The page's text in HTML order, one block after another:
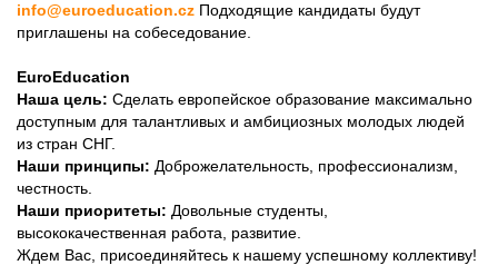
info@euroeducation.cz Подходящие кандидаты будут
приглашены на собеседование.
EuroEducation
Наша цель: Сделать европейское образование максимально
доступным для талантливых и амбициозных молодых людей
из стран СНГ.
Наши принципы: Доброжелательность, профессионализм,
честность.
Наши приоритеты: Довольные студенты,
высококачественная работа, развитие.
Ждем Вас, присоединяйтесь к нашему успешному коллективу!